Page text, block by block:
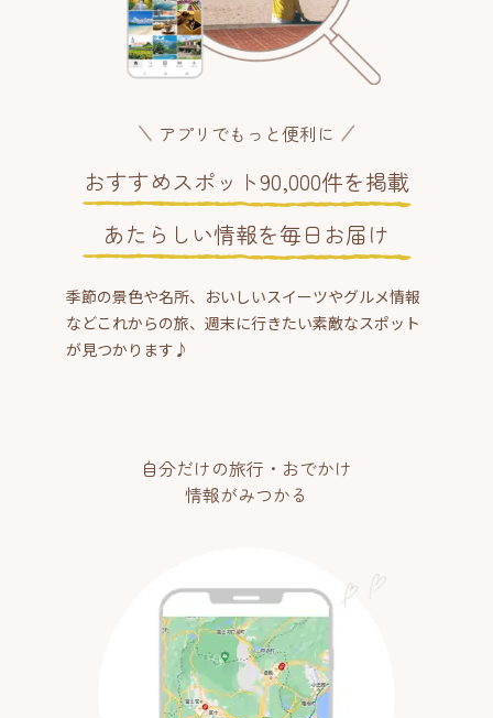
アプリでもっと便利に
おすすめスポット90,000件を掲載
あたらしい情報を毎日お届け
季節の景色や名所、おいしいスイーツやグルメ情報
などこれからの旅、週末に行きたい素敵なスポット
が見つかります♪
自分だけの旅行・おでかけ
情報がみつかる